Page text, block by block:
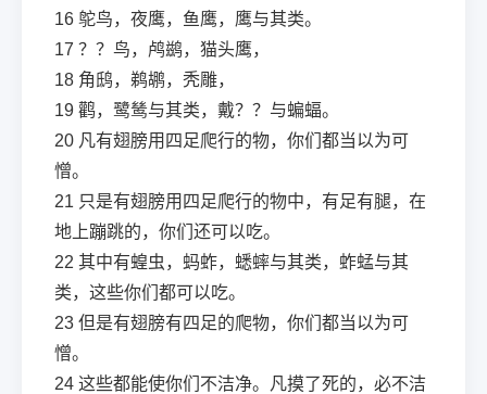
16 鸵鸟，夜鹰，鱼鹰，鹰与其类。
17 ？？鸟，鸬鹚，猫头鹰，
18 角鸱，鹈鹕，秃雕，
19 鹳，鹭鸶与其类，戴？？与蝙蝠。
20 凡有翅膀用四足爬行的物，你们都当以为可
憎。
21 只是有翅膀用四足爬行的物中，有足有腿，在
地上蹦跳的，你们还可以吃。
22 其中有蝗虫，蚂蚱，蟋蟀与其类，蚱蜢与其
类，这些你们都可以吃。
23 但是有翅膀有四足的爬物，你们都当以为可
憎。
24 这些都能使你们不洁净。凡摸了死的，必不洁